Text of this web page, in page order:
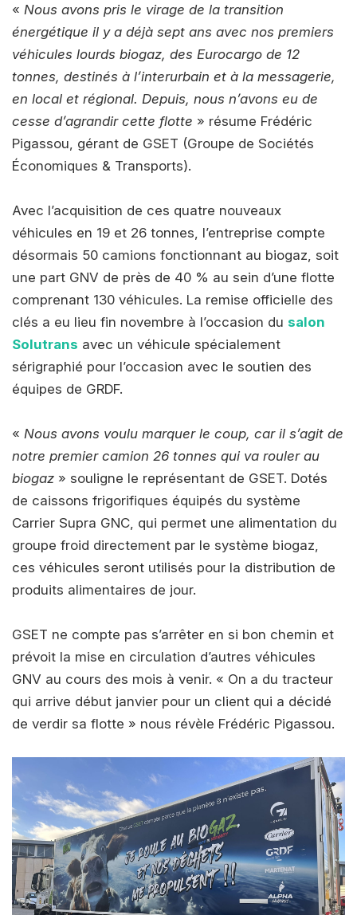
« Nous avons pris le virage de la transition
énergétique il y a déjà sept ans avec nos premiers
véhicules lourds biogaz, des Eurocargo de 12
tonnes, destinés à l’interurbain et à la messagerie,
en local et régional. Depuis, nous n’avons eu de
cesse d’agrandir cette flotte » résume Frédéric
Pigassou, gérant de GSET (Groupe de Sociétés
Économiques & Transports).
Avec l’acquisition de ces quatre nouveaux
véhicules en 19 et 26 tonnes, l’entreprise compte
désormais 50 camions fonctionnant au biogaz, soit
une part GNV de près de 40 % au sein d’une flotte
comprenant 130 véhicules. La remise officielle des
clés a eu lieu fin novembre à l’occasion du salon
Solutrans avec un véhicule spécialement
sérigraphié pour l’occasion avec le soutien des
équipes de GRDF.
« Nous avons voulu marquer le coup, car il s’agit de
notre premier camion 26 tonnes qui va rouler au
biogaz » souligne le représentant de GSET. Dotés
de caissons frigorifiques équipés du système
Carrier Supra GNC, qui permet une alimentation du
groupe froid directement par le système biogaz,
ces véhicules seront utilisés pour la distribution de
produits alimentaires de jour.
GSET ne compte pas s’arrêter en si bon chemin et
prévoit la mise en circulation d’autres véhicules
GNV au cours des mois à venir. « On a du tracteur
qui arrive début janvier pour un client qui a décidé
de verdir sa flotte » nous révèle Frédéric Pigassou.